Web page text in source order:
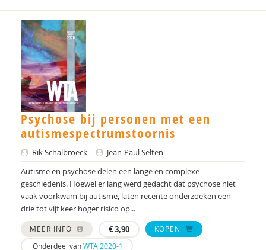
Annelies Spek
Nanda Tak
Oliver Tucha
Lisanne Tuenter
I.D.C. van Balkom
Inge van Balkom
Mark Van Bellinghen
Ina van Berckelaer-Onnes
Emma van Daalen
Ad van der Sijde
Els van Everdingen
Psychose bij personen met een
autismespectrumstoornis
Rik Schalbroeck
Jean-Paul Selten
Autisme en psychose delen een lange en complexe
geschiedenis. Hoewel er lang werd gedacht dat psychose niet
vaak voorkwam bij autisme, laten recente onderzoeken een
drie tot vijf keer hoger risico op...
MEER INFO €3,90
KOPEN
Onderdeel vanWTA 2020-1